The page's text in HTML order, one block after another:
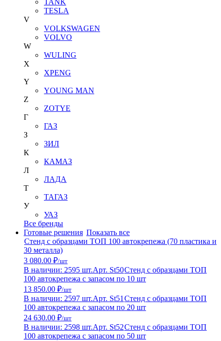
TESLA
V
VOLKSWAGEN
VOLVO
W
WULING
X
XPENG
Y
YOUNG MAN
Z
ZOTYE
Г
ГАЗ
З
ЗИЛ
К
КАМАЗ
Л
ЛАДА
Т
ТАГАЗ
У
УАЗ
Все бренды
Готовые решения Показать все
Стенд с образцами ТОП 100 автокрепежа (70 пластика и
30 металла)
3 080.00 ₽/шт
В наличии: 2595 шт.Арт. St50Стенд с образцами ТОП
100 автокрепежа с запасом по 10 шт
13 850.00 ₽/шт
В наличии: 2597 шт.Арт. St51 Стенд с образцами ТОП
100 автокрепежа с запасом по 20 шт
24 630.00 ₽/шт
В наличии: 2598 шт.Арт. St52Стенд с образцами ТОП
100 автокрепежа с запасом по 50 шт